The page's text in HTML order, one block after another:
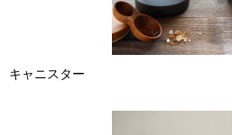
キャニスター